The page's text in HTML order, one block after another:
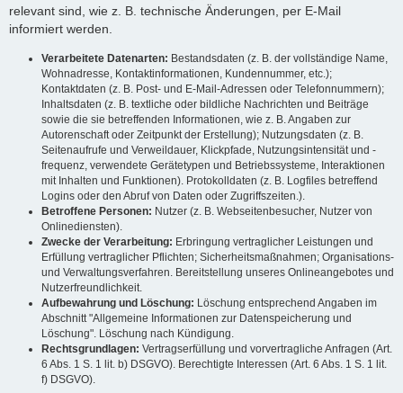
relevant sind, wie z. B. technische Änderungen, per E-Mail
informiert werden.
Verarbeitete Datenarten: Bestandsdaten (z. B. der vollständige Name,
Wohnadresse, Kontaktinformationen, Kundennummer, etc.);
Kontaktdaten (z. B. Post- und E-Mail-Adressen oder Telefonnummern);
Inhaltsdaten (z. B. textliche oder bildliche Nachrichten und Beiträge
sowie die sie betreffenden Informationen, wie z. B. Angaben zur
Autorenschaft oder Zeitpunkt der Erstellung); Nutzungsdaten (z. B.
Seitenaufrufe und Verweildauer, Klickpfade, Nutzungsintensität und -
frequenz, verwendete Gerätetypen und Betriebssysteme, Interaktionen
mit Inhalten und Funktionen). Protokolldaten (z. B. Logfiles betreffend
Logins oder den Abruf von Daten oder Zugriffszeiten.).
Betroffene Personen: Nutzer (z. B. Webseitenbesucher, Nutzer von
Onlinediensten).
Zwecke der Verarbeitung: Erbringung vertraglicher Leistungen und
Erfüllung vertraglicher Pflichten; Sicherheitsmaßnahmen; Organisations-
und Verwaltungsverfahren. Bereitstellung unseres Onlineangebotes und
Nutzerfreundlichkeit.
Aufbewahrung und Löschung: Löschung entsprechend Angaben im
Abschnitt "Allgemeine Informationen zur Datenspeicherung und
Löschung". Löschung nach Kündigung.
Rechtsgrundlagen: Vertragserfüllung und vorvertragliche Anfragen (Art.
6 Abs. 1 S. 1 lit. b) DSGVO). Berechtigte Interessen (Art. 6 Abs. 1 S. 1 lit.
f) DSGVO).